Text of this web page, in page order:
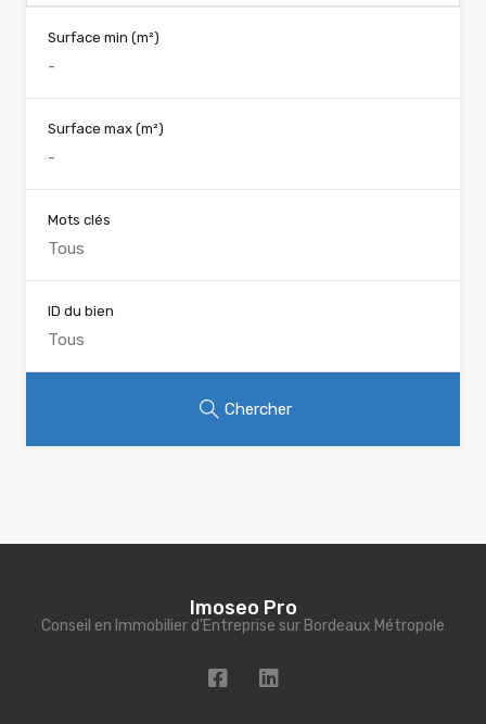
Surface min (m²)
Surface max (m²)
Mots clés
ID du bien
Chercher
Imoseo Pro
Conseil en Immobilier d'Entreprise sur Bordeaux Métropole